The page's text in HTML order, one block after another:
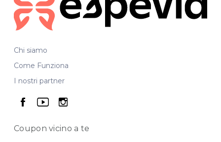
Chi siamo
Come Funziona
I nostri partner
seguici su facebook
seguici su youtube
seguici su instagram
Coupon vicinoa te